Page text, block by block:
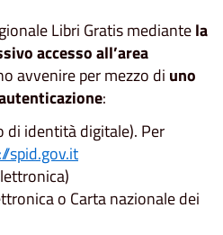
Libri Gratis mediantela
accesso all’area
avvenire per mezzo di uno
:
di identità digitale). Per
spid.gov.it
o Carta nazionale dei